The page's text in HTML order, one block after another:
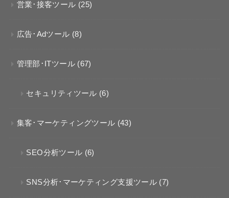
営業･接客ツール (25)
広告･Adツール (8)
管理部･ITツール (67)
セキュリティツール (6)
集客･マーケティングツール (43)
SEO分析ツール (6)
SNS分析･マーケティング支援ツール (7)